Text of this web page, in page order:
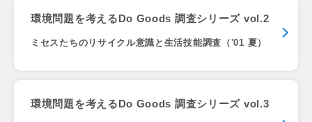
環境問題を考えるDo Goods 調査シリーズ vol.2
ミセスたちのリサイクル意識と生活技能調査（'01 夏）
環境問題を考えるDo Goods 調査シリーズ vol.3